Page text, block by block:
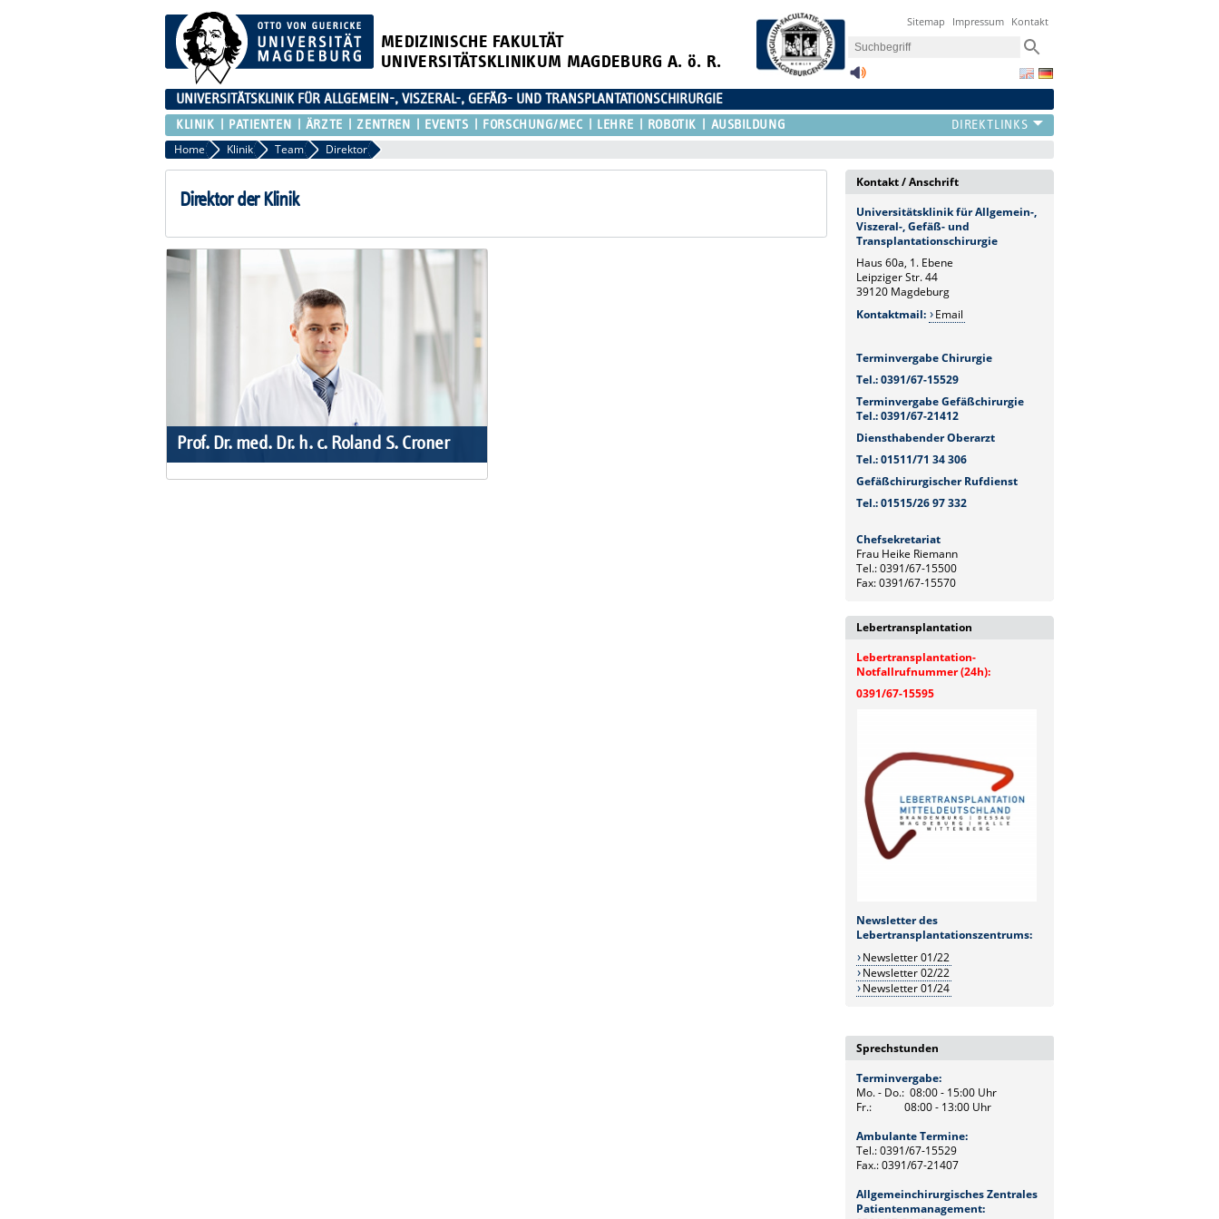
MEDIZINISCHE FAKULTÄT
UNIVERSITÄTSKLINIKUM MAGDEBURG A. ö. R.
Sitemap Impressum Kontakt
UNIVERSITÄTSKLINIK FÜR ALLGEMEIN-, VISZERAL-, GEFÄẞ- UND TRANSPLANTATIONSCHIRURGIE
KLINIK PATIENTEN ÄRZTE ZENTREN EVENTS FORSCHUNG/MEC LEHRE ROBOTIK AUSBILDUNG
Home Klinik Team Direktor
Direktor der Klinik
Prof. Dr. med. Dr. h. c. Roland S. Croner
Kontakt / Anschrift
Universitätsklinik für Allgemein-,
Viszeral-, Gefäß- und
Transplantationschirurgie
Haus 60a, 1. Ebene
Leipziger Str. 44
39120 Magdeburg
Kontaktmail:
Email
Terminvergabe Chirurgie
Tel.: 0391/67-15529
Terminvergabe Gefäßchirurgie
Tel.: 0391/67-21412
Diensthabender Oberarzt
Tel.: 01511/71 34 306
Gefäßchirurgischer Rufdienst
Tel.: 01515/26 97 332
Chefsekretariat
Frau Heike Riemann
Tel.: 0391/67-15500
Fax: 0391/67-15570
Lebertransplantation
Lebertransplantation-
Notfallrufnummer (24h):
0391/67-15595
Newsletter des
Lebertransplantationszentrums:
Newsletter 01/22
Newsletter 02/22
Newsletter 01/24
Sprechstunden
Terminvergabe:
Mo. - Do.: 08:00 - 15:00 Uhr
Fr.: 08:00 - 13:00 Uhr
Ambulante Termine:
Tel.: 0391/67-15529
Fax.: 0391/67-21407
Allgemeinchirurgisches Zentrales
Patientenmanagement: